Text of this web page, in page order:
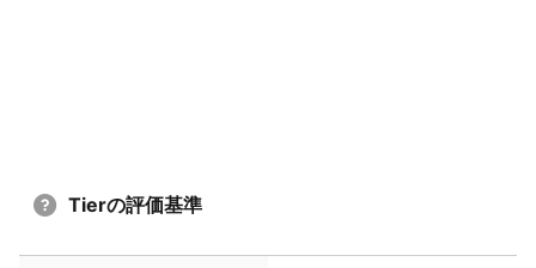
Tierの評価基準